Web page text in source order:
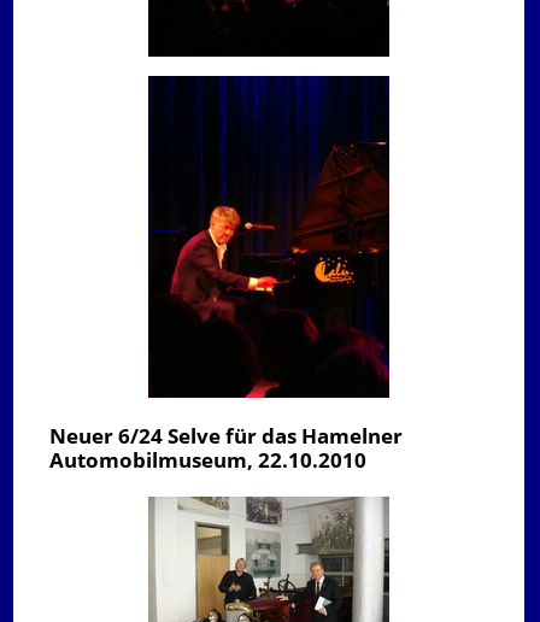
Neuer 6/24 Selve für das Hamelner
Automobilmuseum, 22.10.2010